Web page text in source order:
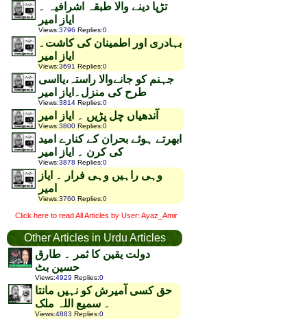
تڑپا دینے والا طبقہ اشرافیہ ۔
ایاز امیر
Views:3796 Replies:0
بہادری اور اطمینان کی کاشت۔
ایاز امیر
Views:3691 Replies:0
جہنم کو جانےوالا راستہ،یااسی
طرح کی منزل۔ایاز امیر
Views:3814 Replies:0
آندھیاں چل پڑیں ۔ ایاز امیر
Views:3800 Replies:0
ابھرتے ہوئے بحران کے کنارے امید
کی کرن ۔ ایاز امیر
Views:3878 Replies:0
وہی راہیں وہی فرار ۔ ایاز
امیر
Views:3760 Replies:0
Click here to read All Articles by User: Ayaz_Amir
Other Articles in Urdu Articles
دولت یقین کا ثمر ۔ طارق
حسین بٹ
Views:4929 Replies:0
حق کسی آمیرش کو نہیں مانتا
۔ سمیع اللہ ملک
Views:4883 Replies:0